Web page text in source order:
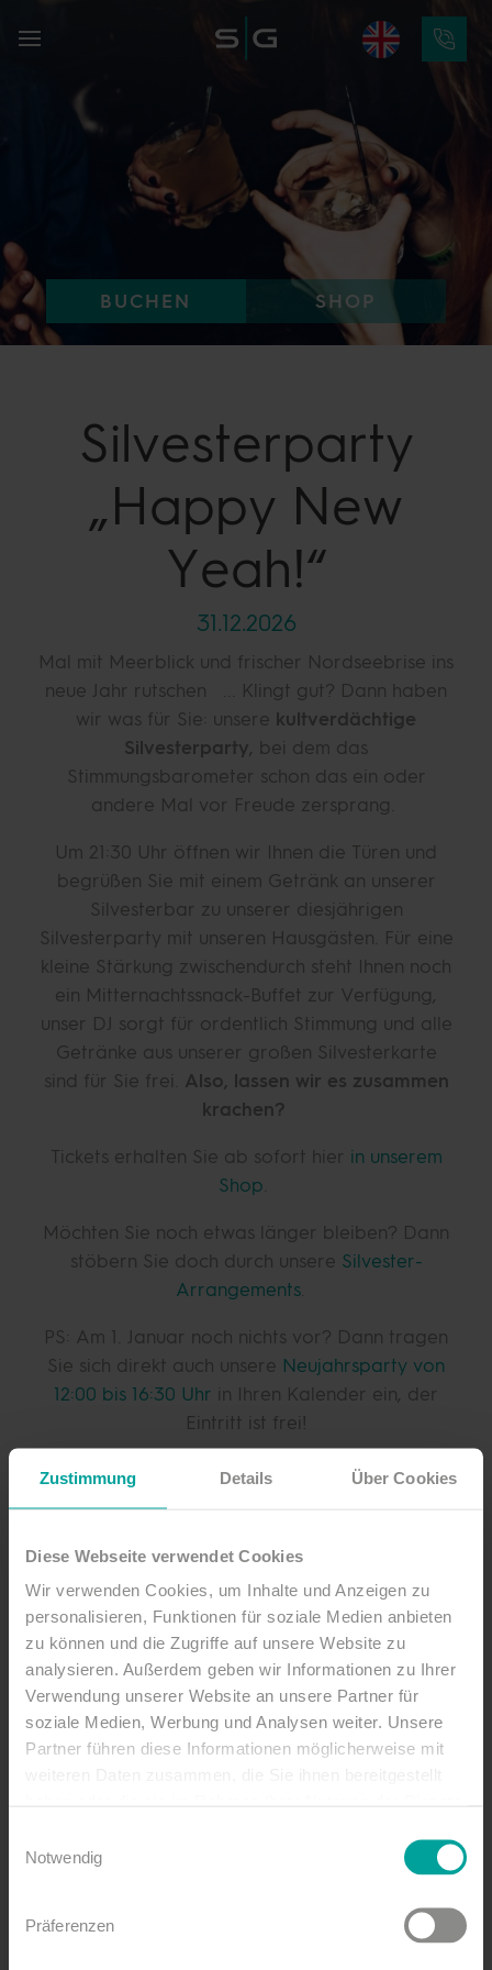
Zustimmung Details Über Cookies
Diese Webseite verwendet Cookies
Wir verwenden Cookies, um Inhalte und Anzeigen zu
personalisieren, Funktionen für soziale Medien anbieten
zu können und die Zugriffe auf unsere Website zu
analysieren. Außerdem geben wir Informationen zu Ihrer
Verwendung unserer Website an unsere Partner für
soziale Medien, Werbung und Analysen weiter. Unsere
Partner führen diese Informationen möglicherweise mit
Notwendig
Präferenzen
BUCHEN SHOP
Silvesterparty
„Happy New
Yeah!“
31.12.2026
Mal mit Meerblick und frischer Nordseebrise ins
neue Jahr rutschen ... Klingt gut? Dann haben
wir was für Sie: unsere kultverdächtige
Silvesterparty, bei dem das
Stimmungsbarometer schon das ein oder
andere Mal vor Freude zersprang.
Um 21:30 Uhr öffnen wir Ihnen die Türen und
begrüßen Sie mit einem Getränk an unserer
Silvesterbar zu unserer diesjährigen
Silvesterparty mit unseren Hausgästen. Für eine
kleine Stärkung zwischendurch steht Ihnen noch
ein Mitternachtssnack-Buffet zur Verfügung,
unser DJ sorgt für ordentlich Stimmung und alle
Getränke aus unserer großen Silvesterkarte
sind für Sie frei.
Also, lassen wir es zusammen
krachen?
Tickets erhalten Sie ab sofort hier in unserem
Shop
Möchten Sie noch etwas länger bleiben? Dann
stöbern Sie doch durch unsere Silvester-
Arrangements
PS: Am 1. Januar noch nichts vor? Dann tragen
Sie sich direkt auch unsere Neujahrsparty von
12:00 bis 16:30 Uhr in Ihren Kalender ein, der
Eintritt ist frei!
Unsere Angebote für Sie:
Silvesterparty
Silvesterparty mit DJ inkl.
Getränkeauswahl und
Mitternachtssnack-Buffet
Erwachsene 99 €, Kids (bis 11 Jahre) 65
€
Beginn 21:30 Uhr
Getränkeauswahl und
inkl. Silvester-Tischbuffet in unseren